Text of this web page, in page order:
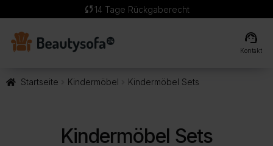
sync 14 Tage Rückgaberecht
support_agent
Kontakt
Startseite Kindermöbel Kindermöbel Sets
Kindermöbel Sets